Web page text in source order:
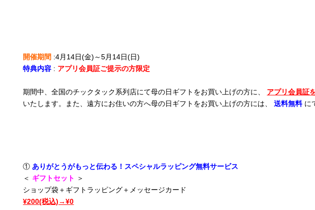
開催期間 :4月14日(金)～5月14日(日)
特典内容 : アプリ会員証ご提示の方限定
期間中、全国のチックタック系列店にて母の日ギフトをお買い上げの方に、 アプリ会員証
いたします。また、遠方にお住いの方へ母の日ギフトをお買い上げの方には、送料無料 に
① ありがとうがもっと伝わる！スペシャルラッピング無料サービス
＜ ギフトセット ＞
ショップ袋＋ギフトラッピング＋メッセージカード
¥200(税込)→¥0